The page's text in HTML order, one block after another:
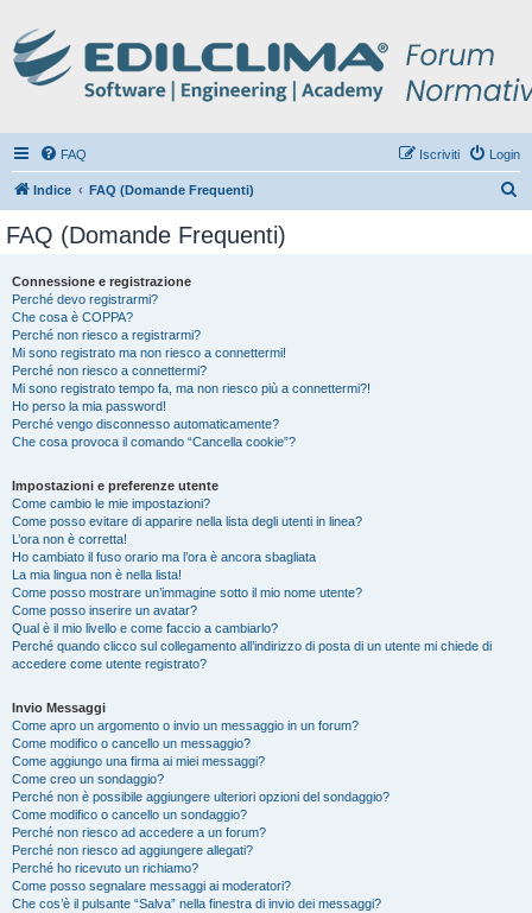
FAQ Login
Iscriviti
Indice FAQ (Domande Frequenti)
FAQ (Domande Frequenti)
Connessione e registrazione
Perché devo registrarmi?
Che cosa è COPPA?
Perché non riesco a registrarmi?
Mi sono registrato ma non riesco a connettermi!
Perché non riesco a connettermi?
Mi sono registrato tempo fa, ma non riesco più a connettermi?!
Ho perso la mia password!
Perché vengo disconnesso automaticamente?
Che cosa provoca il comando “Cancella cookie”?
Impostazioni e preferenze utente
Come cambio le mie impostazioni?
Come posso evitare di apparire nella lista degli utenti in linea?
L’ora non è corretta!
Ho cambiato il fuso orario ma l’ora è ancora sbagliata
La mia lingua non è nella lista!
Come posso mostrare un’immagine sotto il mio nome utente?
Come posso inserire un avatar?
Qual è il mio livello e come faccio a cambiarlo?
Perché quando clicco sul collegamento all’indirizzo di posta di un utente mi chiede di
accedere come utente registrato?
Invio Messaggi
Come apro un argomento o invio un messaggio in un forum?
Come modifico o cancello un messaggio?
Come aggiungo una firma ai miei messaggi?
Come creo un sondaggio?
Perché non è possibile aggiungere ulteriori opzioni del sondaggio?
Come modifico o cancello un sondaggio?
Perché non riesco ad accedere a un forum?
Perché non riesco ad aggiungere allegati?
Perché ho ricevuto un richiamo?
Come posso segnalare messaggi ai moderatori?
Che cos’è il pulsante “Salva” nella finestra di invio dei messaggi?